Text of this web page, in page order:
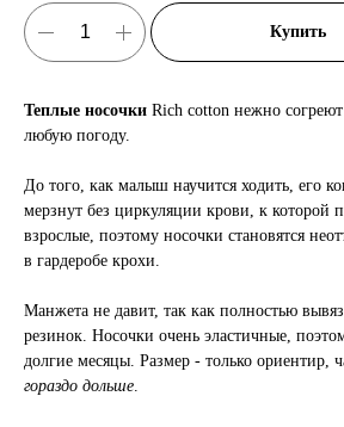
Купить
Теплые носочки Rich cotton нежно
любую погоду.
До того, как малыш научится ходить, его
мерзнут без циркуляции крови, к которой
взрослые, поэтому носочки становятся
в гардеробе крохи.
Манжета не давит, так как полностью
резинок. Носочки очень эластичные,
долгие месяцы. Размер - только ориентир,
гораздо дольше.